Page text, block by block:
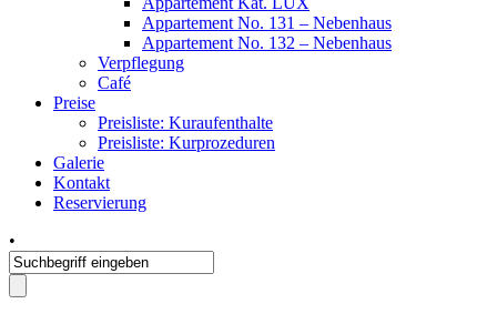
Appartement No. 131 – Nebenhaus
Appartement No. 132 – Nebenhaus
Verpflegung
Café
Preise
Preisliste: Kuraufenthalte
Preisliste: Kurprozeduren
Galerie
Kontakt
Reservierung
•